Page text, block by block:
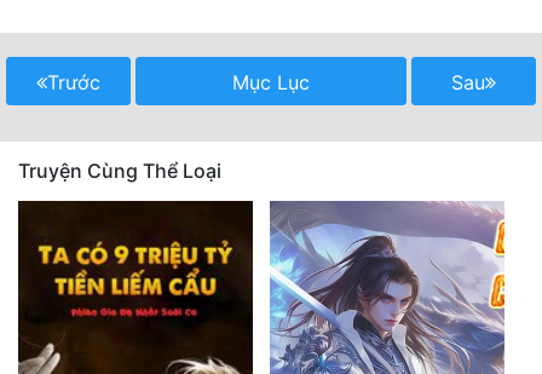
Phản Phái
Quan Trường
Sảng Văn
Thanh Xuân
Trước Mục Lục Sau
Truyện Cùng Thể Loại